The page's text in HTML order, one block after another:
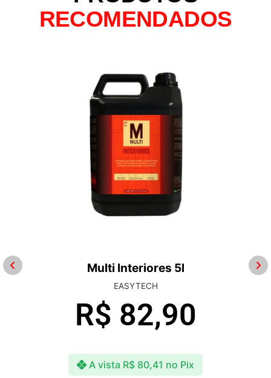
RECOMENDADOS
Multi Interiores 5l
EASYTECH
R$ 82,90
A vista R$ 80,41 no Pix